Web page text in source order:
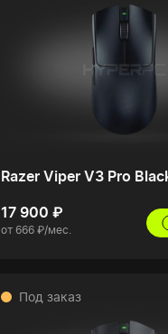
Razer Viper V3 Pro
17 900 ₽
от 666 ₽/мес.
Под заказ